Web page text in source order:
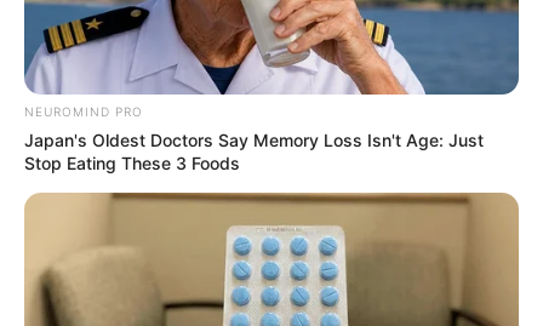
NEUROMIND PRO
Japan's Oldest Doctors Say Memory Loss Isn't Age: Just
Stop Eating These 3 Foods